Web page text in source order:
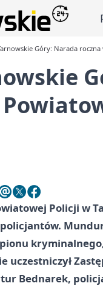
Góry: Narada
Policji w
uczestniczył
Bednarek,